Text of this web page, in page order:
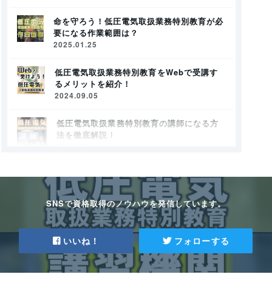
命を守ろう！低圧電気取扱業務特別教育が必
要になる作業範囲は？
2025.01.25
低圧電気取扱業務特別教育をWebで受講す
るメリットを紹介！
2024.09.05
低圧電気取扱業務特別教育の講師になる方
法を徹底解説！
【Webでも可能！】低圧電気取扱業務特別教
育の受講方法や学べる内容とは？
2024.09.04
低圧電気取扱業務特別教育を社内で実施する
には？Webで受講する方法も！
2024.09.04
SNSで資格取得のノウハウを発信しています。
いいね！ フォローする